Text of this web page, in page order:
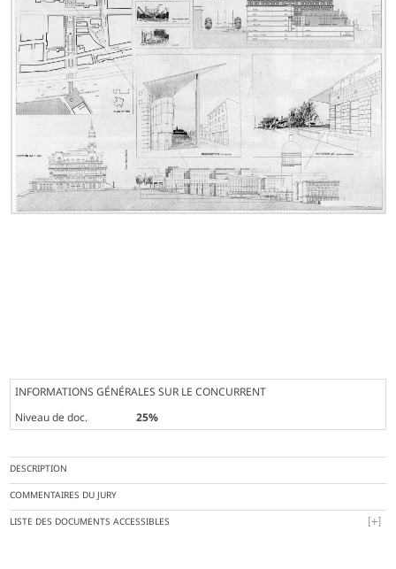
INFORMATIONS GÉNÉRALES SUR LE CONCURRENT
Niveau de doc.
25%
DESCRIPTION
COMMENTAIRES DU JURY
LISTE DES DOCUMENTS ACCESSIBLES